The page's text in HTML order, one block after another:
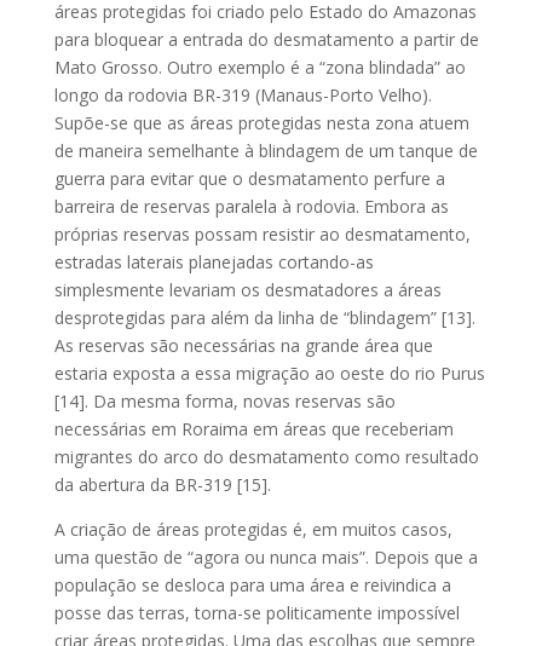
áreas protegidas foi criado pelo Estado do Amazonas
para bloquear a entrada do desmatamento a partir de
Mato Grosso. Outro exemplo é a “zona blindada” ao
longo da rodovia BR-319 (Manaus-Porto Velho).
Supõe-se que as áreas protegidas nesta zona atuem
de maneira semelhante à blindagem de um tanque de
guerra para evitar que o desmatamento perfure a
barreira de reservas paralela à rodovia. Embora as
próprias reservas possam resistir ao desmatamento,
estradas laterais planejadas cortando-as
simplesmente levariam os desmatadores a áreas
desprotegidas para além da linha de “blindagem” [13].
As reservas são necessárias na grande área que
estaria exposta a essa migração ao oeste do rio Purus
[14]. Da mesma forma, novas reservas são
necessárias em Roraima em áreas que receberiam
migrantes do arco do desmatamento como resultado
da abertura da BR-319 [15].
A criação de áreas protegidas é, em muitos casos,
uma questão de “agora ou nunca mais”. Depois que a
população se desloca para uma área e reivindica a
posse das terras, torna-se politicamente impossível
criar áreas protegidas. Uma das escolhas que sempre